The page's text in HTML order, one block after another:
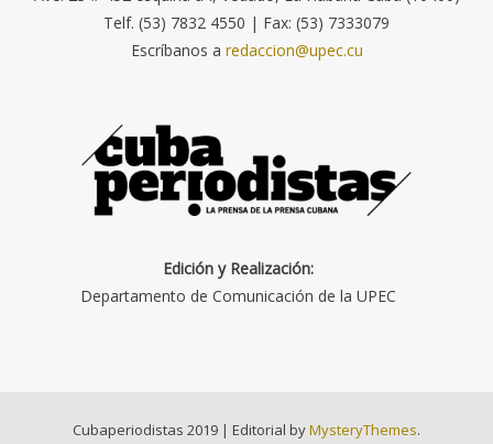
Telf. (53) 7832 4550 | Fax: (53) 7333079
Escríbanos a redaccion@upec.cu
Edición y Realización:
Departamento de Comunicación de la UPEC
Cubaperiodistas 2019 | Editorial byMysteryThemes.